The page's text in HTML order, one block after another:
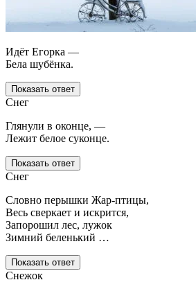
Идёт Егорка —
Бела шубёнка.
Показать ответ
Снег
Глянули в оконце, —
Лежит белое суконце.
Показать ответ
Снег
Словно перышки Жар-птицы,
Весь сверкает и искрится,
Запорошил лес, лужок
Зимний беленький …
Показать ответ
Снежок